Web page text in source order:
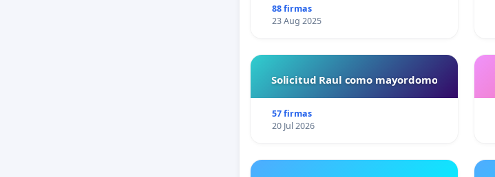
88 firmas
23 Aug 2025
Solicitud Raul como mayordomo
57 firmas
20 Jul 2026